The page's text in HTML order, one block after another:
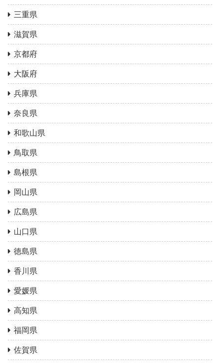
三重県
滋賀県
京都府
大阪府
兵庫県
奈良県
和歌山県
鳥取県
島根県
岡山県
広島県
山口県
徳島県
香川県
愛媛県
高知県
福岡県
佐賀県